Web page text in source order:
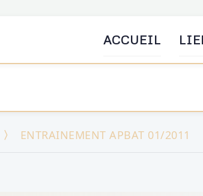
ACCUEIL
ENTRAINEMENT APBAT 01/2011